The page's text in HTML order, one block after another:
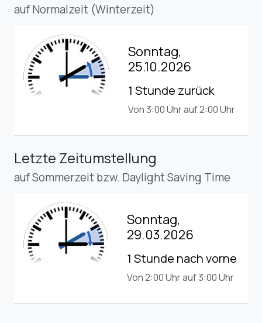
auf Normalzeit (Winterzeit)
Sonntag,
25.10.2026
1 Stunde zurück
Von 3:00 Uhr auf 2:00 Uhr
Letzte Zeitumstellung
auf Sommerzeit bzw. Daylight Saving Time
Sonntag,
29.03.2026
1 Stunde nach vorne
Von 2:00 Uhr auf 3:00 Uhr